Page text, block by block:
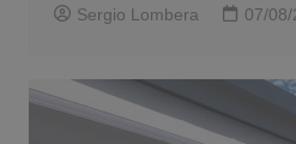
Sergio Lombera 07/08/